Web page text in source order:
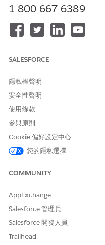
為 IT 服務的事件建立搜尋
型,然後建立搜尋索引,讓事
能使用。
型,然後建立搜尋索引,讓問
能使用。
為 IT 服務的 Product2 建
從您的 Salesforce 組織建
料模型,然後建立搜尋索引
Data 360的 AI 功能。
1-800-667-6389
SALESFORCE
隱私權聲明
安全性聲明
使用條款
參與原則
Cookie 偏好設定中心
您的隱私選擇
COMMUNITY
AppExchange
Salesforce 管理員
Salesforce 開發人員
Trailhead